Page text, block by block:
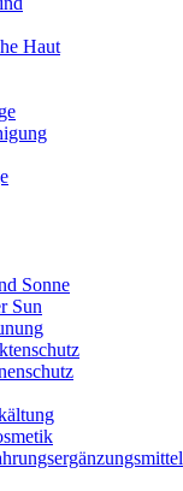
Haut
Sonne
Sun